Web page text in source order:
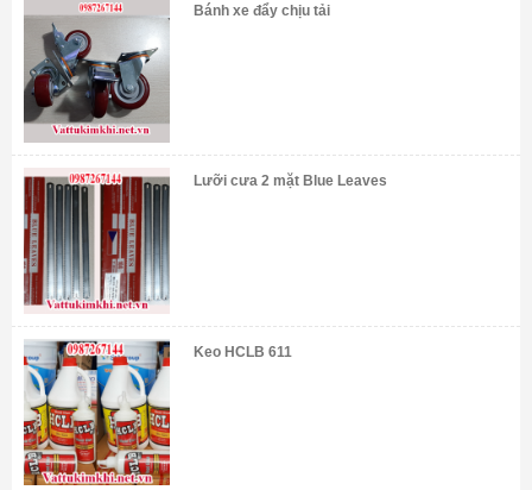
Bánh xe đẩy chịu tải
Lưỡi cưa 2 mặt Blue Leaves
Keo HCLB 611